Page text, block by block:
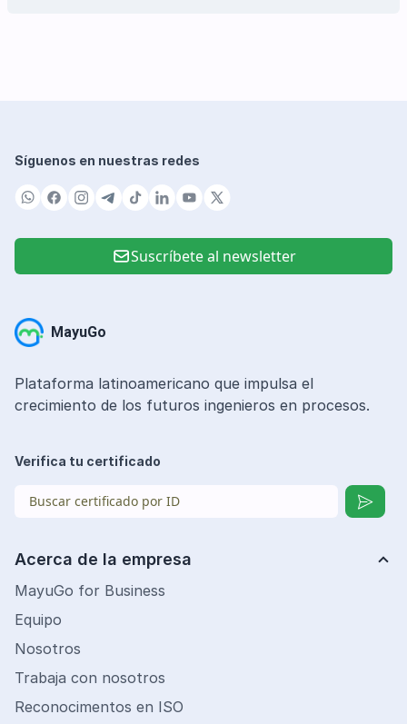
Síguenos en nuestras redes
Suscríbete al newsletter
MayuGo
Plataforma latinoamericano que impulsa el
crecimiento de los futuros ingenieros en procesos.
Verifica tu certificado
Acerca de la empresa
MayuGo for Business
Equipo
Nosotros
Trabaja con nosotros
Reconocimentos en ISO